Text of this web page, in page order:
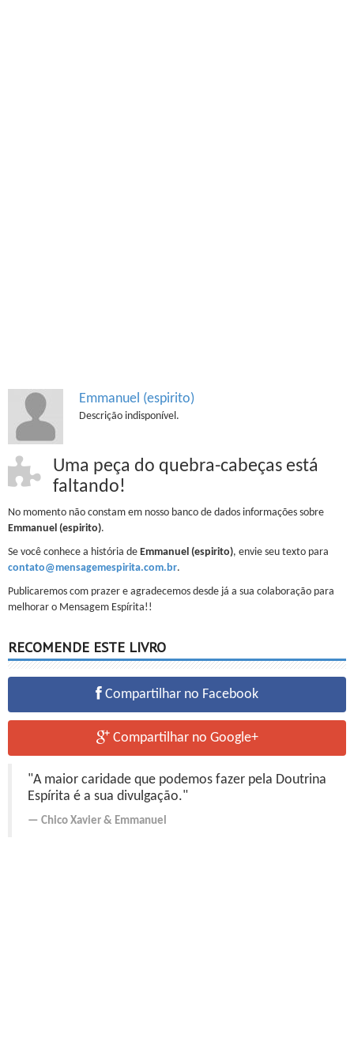
Emmanuel (espirito)
Descrição indisponível.
Uma peça do quebra-cabeças está
faltando!
No momento não constam em nosso banco de dados informações sobre
Emmanuel (espirito).
Se você conhece a história de Emmanuel (espirito), envie seu texto para
contato@mensagemespirita.com.br.
Publicaremos com prazer e agradecemos desde já a sua colaboração para
melhorar o Mensagem Espírita!!
RECOMENDE ESTE LIVRO
Compartilhar no Facebook
Compartilhar no Google+
"A maior caridade que podemos fazer pela Doutrina
Espírita é a sua divulgação."
Chico Xavier & Emmanuel